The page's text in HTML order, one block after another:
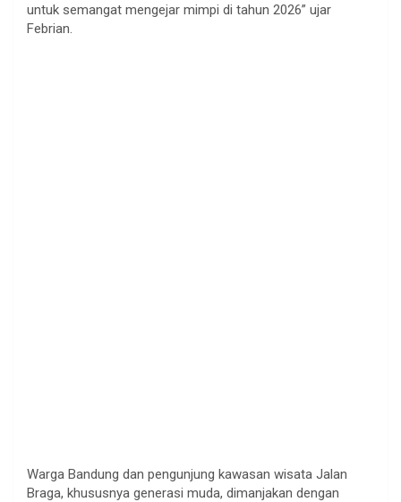
untuk semangat mengejar mimpi di tahun 2026” ujar
Febrian.
Warga Bandung dan pengunjung kawasan wisata Jalan
Braga, khususnya generasi muda, dimanjakan dengan